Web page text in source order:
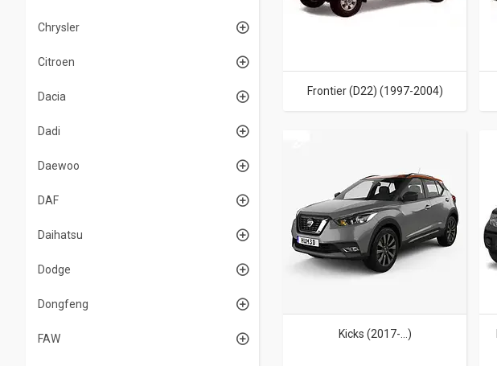
Frontier (D22) (1997-2004)
Kicks (2017-...)
Chrysler
Citroen
Dacia
Dadi
Daewoo
DAF
Daihatsu
Dodge
Dongfeng
FAW